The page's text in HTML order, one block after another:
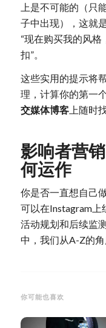
上是不可能的（只
子中出现），这就
“现在购买我的风
扣”。
这些实用的提示将
理，计算你的第一
交媒体博客上随时
影响者营
何运作
你是否一直想自己
可以在Instagram上
活动规划和后续监
中，我们从A-Z的
你可能也喜欢